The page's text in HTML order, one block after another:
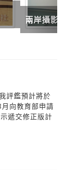
時
評鑑預計將於
向教育部申請
遞交修正版計